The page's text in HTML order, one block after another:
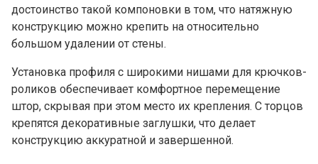
достоинство такой компоновки в том, что натяжную
конструкцию можно крепить на относительно
большом удалении от стены.
Установка профиля с широкими нишами для крючков-
роликов обеспечивает комфортное перемещение
штор, скрывая при этом место их крепления. С торцов
крепятся декоративные заглушки, что делает
конструкцию аккуратной и завершенной.